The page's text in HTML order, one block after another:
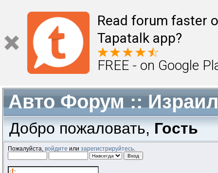
Read forum faster
Tapatalk app?
FREE - on Google
Авто Форум ::
Добро пожаловать,Гость
Пожалуйста,войдите илизарегистрируйтесь